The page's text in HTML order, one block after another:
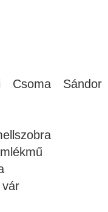
Csoma Sándor
vár